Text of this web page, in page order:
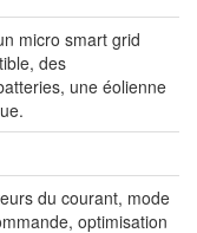
micro smart grid
des
une éolienne
du courant, mode
optimisation